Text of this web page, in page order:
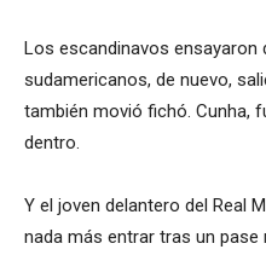
Los escandinavos ensayaron
sudamericanos, de nuevo,
también movió fichó. Cunha,
dentro.
Y el joven delantero del Real
nada más entrar tras un pase